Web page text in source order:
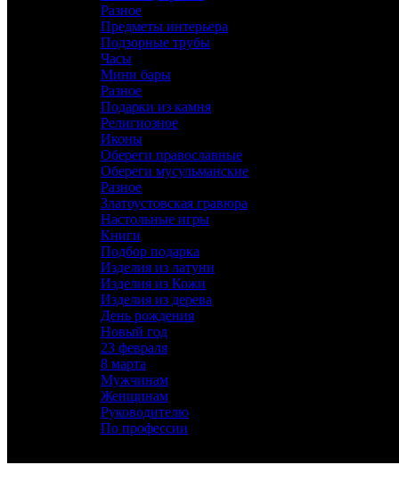
Разное
Предметы интерьера
Подзорные трубы
Часы
Мини бары
Разное
Подарки из камня
Религиозное
Иконы
Обереги православные
Обереги мусульманские
Разное
Златоустовская гравюра
Настольные игры
Книги
Подбор подарка
Изделия из латуни
Изделия из Кожи
Изделия из дерева
День рождения
Новый год
23 февраля
8 марта
Мужчинам
Женщинам
Руководителю
По профессии